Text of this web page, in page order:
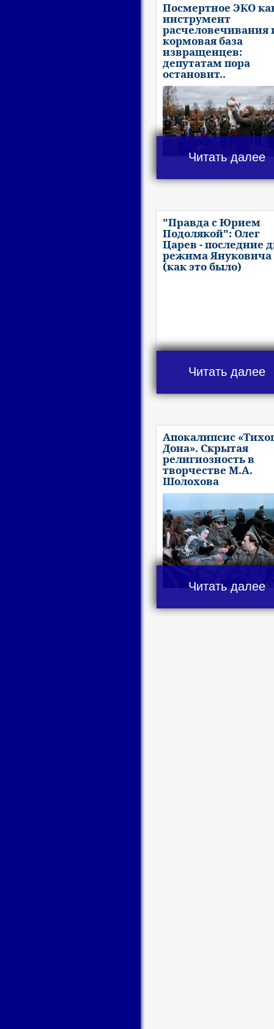
Посмертное ЭКО
инструмент
расчеловечивания
кормовая база
извращенцев:
депутатам пора
остановит..
Читать далее
"Правда с Юрием
Подолякой": Олег
Царев - последние
режима Януковича
(как это было)
Читать далее
Апокалипсис
Дона». Скрытая
религиозность в
творчестве М.А.
Шолохова
Читать далее